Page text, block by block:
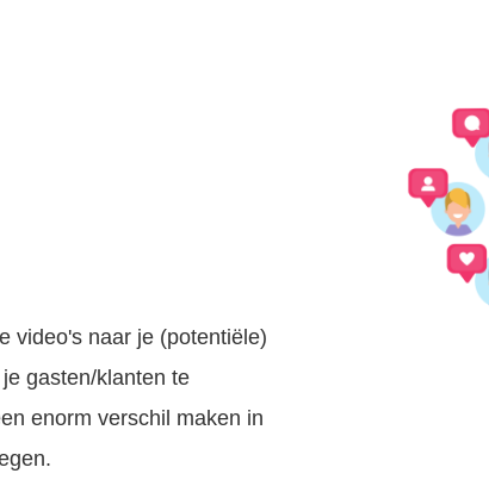
video's naar je (potentiële)
gasten/klanten te
enorm verschil maken in